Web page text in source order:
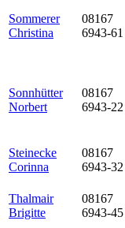
Sommerer
Christina
08167
6943-61
Sonnhütter
Norbert
08167
6943-22
Steinecke
Corinna
08167
6943-32
Thalmair
Brigitte
08167
6943-45